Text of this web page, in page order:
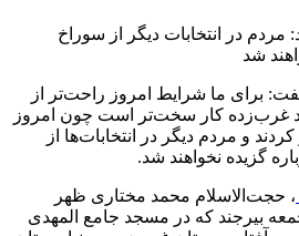
برای ما شرایط امروز راحت‌تر از
افراد غرب‌زده کار سخت‌تر است چون امروز
و مردم دیگر در انتخابات‌ها از
گزیده نخواهند شد.
، حجت‌الاسلام محمد مختاری ظهر
بیرجند که در مسجد جامع المهدی